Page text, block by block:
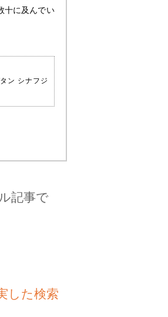
十に及んでい
ン シナフジ
記事で
した検索